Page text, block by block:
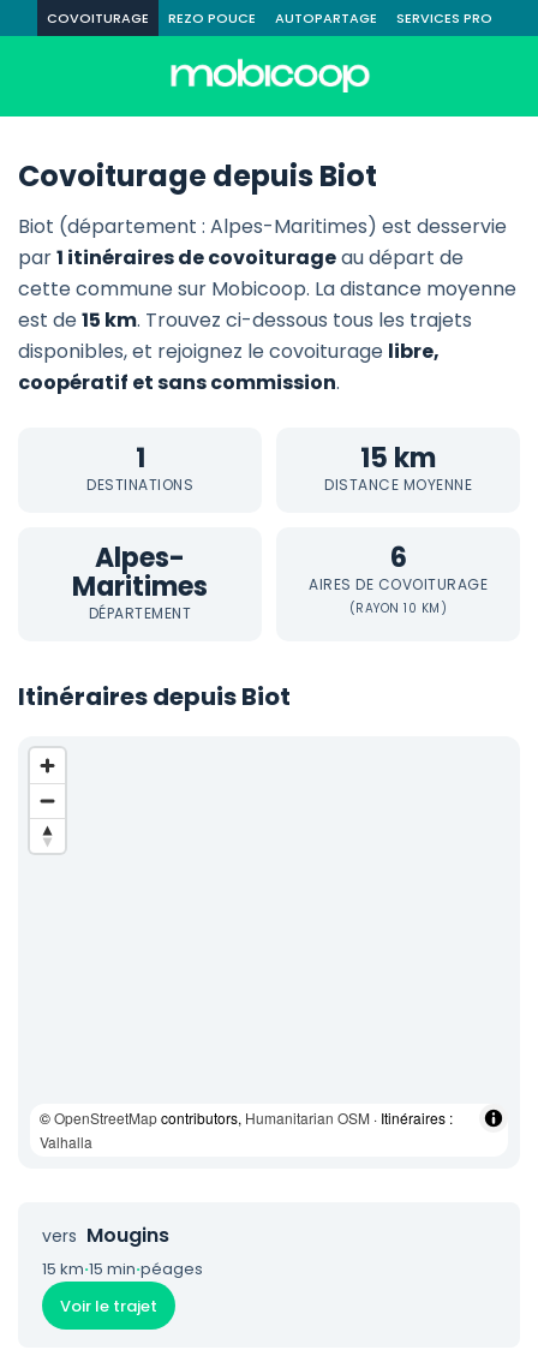
COVOITURAGE REZO POUCE AUTOPARTAGE SERVICES PRO
Covoiturage depuis Biot
Biot (département : Alpes-Maritimes) est desservie
par1 itinéraires de covoiturageau départ de
cette commune sur Mobicoop. La distance moyenne
est de15 km. Trouvez ci-dessous tous les trajets
disponibles, et rejoignez le covoiturage libre,
coopératif et sans commission.
1
DESTINATIONS
15 km
DISTANCE MOYENNE
Alpes-
Maritimes
DÉPARTEMENT
6
AIRES DE COVOITURAGE
(RAYON 10 KM)
Itinéraires depuis Biot
©OpenStreetMapcontributors, Humanitarian OSM · Itinéraires :
Valhalla
vers Mougins
15 km·15 min·péages
Voir le trajet